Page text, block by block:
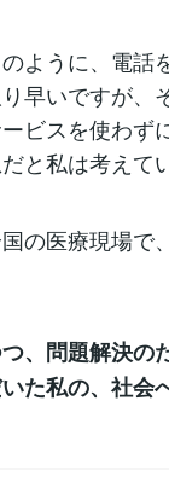
ように、電話
早いですが、
ビスを使わず
と私は考えて
の医療現場で
、問題解決の
た私の、社会